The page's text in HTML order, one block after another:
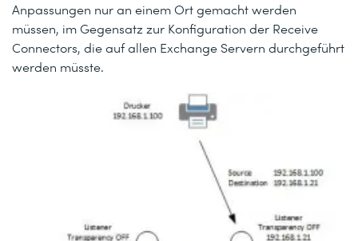
Anpassungen nur an einem Ort gemacht werden
müssen, im Gegensatz zur Konfiguration der Receive
Connectors, die auf allen Exchange Servern durchgeführt
werden müsste.